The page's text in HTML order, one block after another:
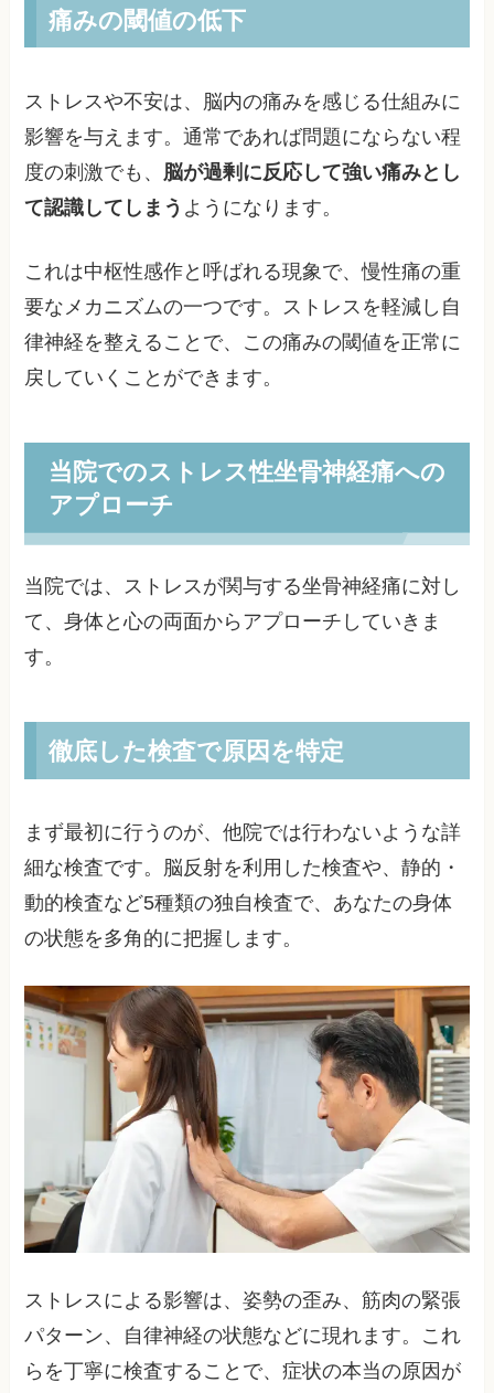
痛みの閾値の低下
ストレスや不安は、脳内の痛みを感じる仕組みに
影響を与えます。通常であれば問題にならない程
度の刺激でも、 脳が過剰に反応して強い痛みとし
て認識してしまう ようになります。
これは中枢性感作と呼ばれる現象で、慢性痛の重
要なメカニズムの一つです。ストレスを軽減し自
律神経を整えることで、この痛みの閾値を正常に
戻していくことができます。
当院でのストレス性坐骨神経痛への
アプローチ
当院では、ストレスが関与する坐骨神経痛に対し
て、身体と心の両面からアプローチしていきま
す。
徹底した検査で原因を特定
まず最初に行うのが、他院では行わないような詳
細な検査です。脳反射を利用した検査や、静的・
動的検査など5種類の独自検査で、あなたの身体
の状態を多角的に把握します。
ストレスによる影響は、姿勢の歪み、筋肉の緊張
パターン、自律神経の状態などに現れます。これ
らを丁寧に検査することで、症状の本当の原因が